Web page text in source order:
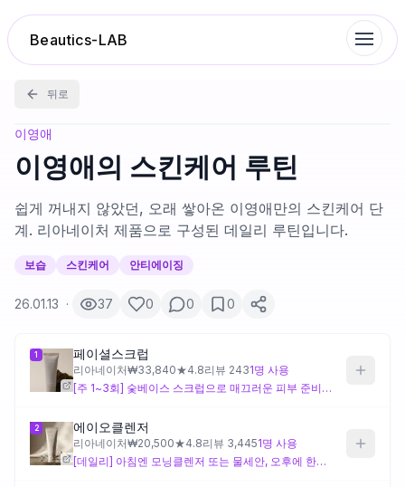
Beautics-LAB
랭킹
성분분석
나의 스킨케어
루틴탐색
제품비교
뒤로
이영애
이영애의 스킨케어 루틴
쉽게 꺼내지 않았던, 오래 쌓아온 이영애만의 스킨케어 단
계. 리아네이처 제품으로 구성된 데일리 루틴입니다.
보습 스킨케어 안티에이징
26.01.13 · 37 0 0 0
1 페이셜스크럽
리아네이처₩33,840★4.8리뷰 2431명 사용
[주 1~3회] 숯베이스 스크럽으로 매끄러운 피부 준비. 스크럽 후 에이오클렌저로 마무리하세요.
2 에이오클렌저
리아네이처₩20,500★4.8리뷰 3,4451명 사용
[데일리] 아침엔 모닝클렌저 또는 물세안, 오후에 한번. 미지근한 물 → 마지막은 차가운 물로 마무리!